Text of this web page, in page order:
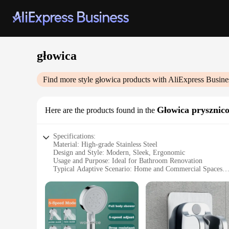
głowica
Find more style głowica products with AliExpress
Here are the products found in the Głowica
Specifications:
Material: High-grade Stainless Steel
Design and Style: Modern, Sleek, Ergonomic
Usage and Purpose: Ideal for Bathroom Renovation
Typical Adaptive Scenario: Home and Commercial Spaces
Performance and Property: Durable, Corrosion-Resistant,
Features:
**Elegant Design and Superior Quality**
The głowica Głowica prysznicowa is a testament to
steel, this faucet head is not only visually appealing but